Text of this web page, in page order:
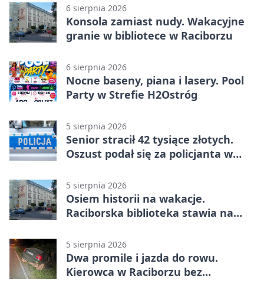
6 sierpnia 2026
Konsola zamiast nudy. Wakacyjne
granie w bibliotece w Raciborzu
6 sierpnia 2026
Nocne baseny, piana i lasery. Pool
Party w Strefie H2Ostróg
5 sierpnia 2026
Senior stracił 42 tysiące złotych.
Oszust podał się za policjanta w
5 sierpnia 2026
Osiem historii na wakacje.
Raciborska biblioteka stawia na
5 sierpnia 2026
Dwa promile i jazda do rowu.
Kierowca w Raciborzu bez